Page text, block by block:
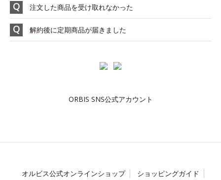
注文した商品を受け取れなかった
解約後に定期商品が届きました
ORBIS SNS公式アカウント
オルビス公式オンラインショップ ショッピングガイド